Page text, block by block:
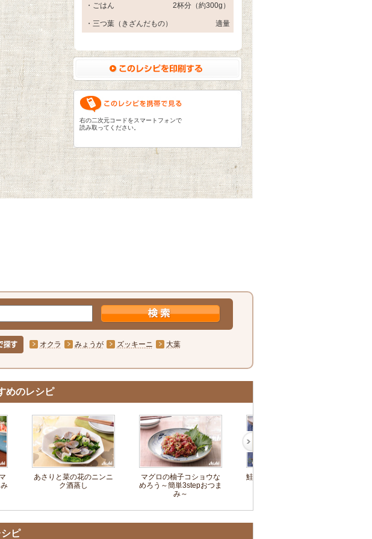
・ごはん 2杯分（約300g）
・三つ葉（きざんだもの） 適量
右の二次元コードをスマートフォンで
読み取ってください。
オクラ みょうが ズッキーニ 大葉
めのレシピ
あさりと菜の花のニンニ
ク酒蒸し
マグロの柚子コショウな
めろう～簡単3stepおつま
み～
鮭の照りマヨ～簡単3step
ピ